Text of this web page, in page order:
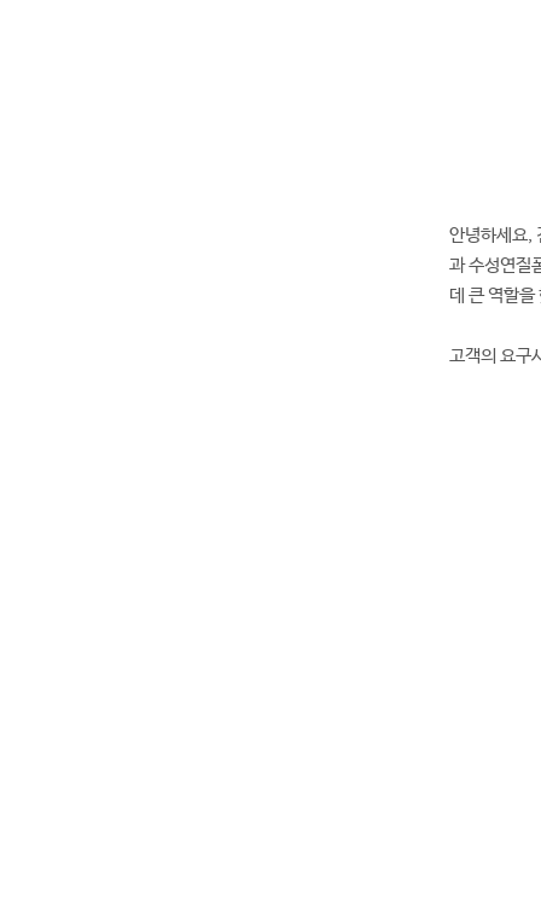
안녕하세요,
과 수성연질
데 큰 역할을
고객의 요구